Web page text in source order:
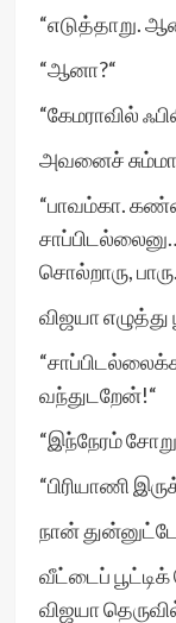
“எடுத்தாறு.
“ஆனா?“
“கேமராவில்
அவனைச்
“பாவம்கா.
சொல்றாரு,
விஜயா எழுத்து
வந்துடறேன்!“
“இந்நேரம்
“பிரியாணி
நான்
வீட்டைப்
விஜயா